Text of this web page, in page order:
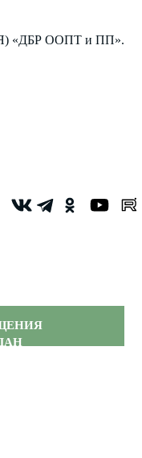
«ДБР ООПТ и ПП».